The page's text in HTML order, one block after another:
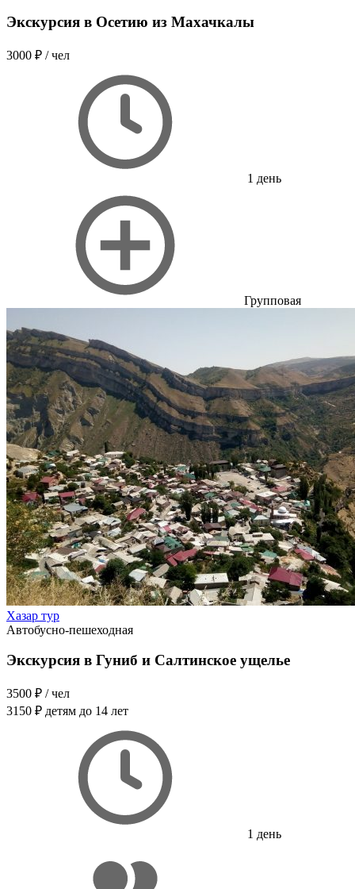
Экскурсия в Осетию из Махачкалы
3000 ₽ / чел
1 день
Групповая
Хазар тур
Автобусно-пешеходная
Экскурсия в Гуниб и Салтинское ущелье
3500 ₽ / чел
3150 ₽ детям до 14 лет
1 день